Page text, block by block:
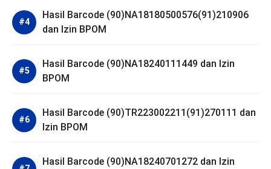
Hasil Barcode (90)NA18180500576(91)210906
dan Izin BPOM
Hasil Barcode (90)NA18240111449 dan Izin
BPOM
Hasil Barcode (90)TR223002211(91)270111 dan
Izin BPOM
Hasil Barcode (90)NA18240701272 dan Izin